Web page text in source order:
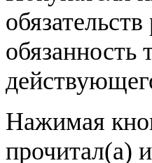
обязанность
Нажимая
прочитал(а)